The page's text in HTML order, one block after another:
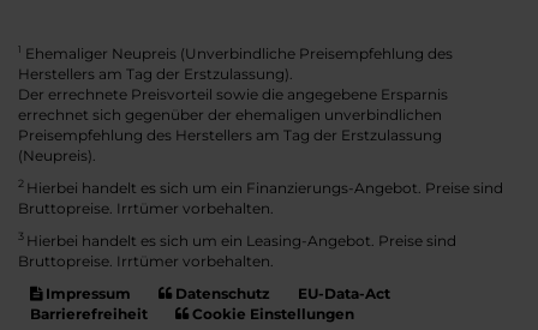
1
Ehemaliger Neupreis (Unverbindliche Preisempfehlung des
Herstellers am Tag der Erstzulassung).
Der errechnete Preisvorteil sowie die angegebene Ersparnis
errechnet sich gegenüber der ehemaligen unverbindlichen
Preisempfehlung des Herstellers am Tag der Erstzulassung
(Neupreis).
2 Hierbei handelt es sich um ein Finanzierungs-Angebot. Preise sind
Bruttopreise. Irrtümer vorbehalten.
3 Hierbei handelt es sich um ein Leasing-Angebot. Preise sind
Bruttopreise. Irrtümer vorbehalten.
Impressum
Datenschutz
EU-Data-Act
Barrierefreiheit
Cookie Einstellungen